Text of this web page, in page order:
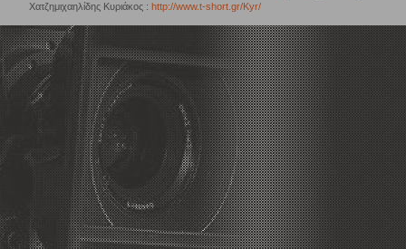
Χατζημιχαηλίδης Κυριάκος : http://www.t-short.gr/Kyr/